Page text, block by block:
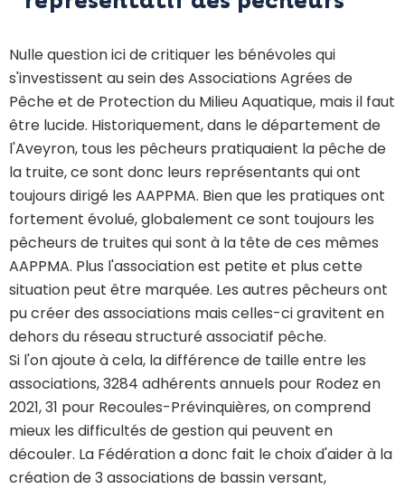
Nulle question ici de critiquer les bénévoles qui
s'investissent au sein des Associations Agrées de
Pêche et de Protection du Milieu Aquatique, mais il faut
être lucide. Historiquement, dans le département de
l'Aveyron, tous les pêcheurs pratiquaient la pêche de
la truite, ce sont donc leurs représentants qui ont
toujours dirigé les AAPPMA. Bien que les pratiques ont
fortement évolué, globalement ce sont toujours les
pêcheurs de truites qui sont à la tête de ces mêmes
AAPPMA. Plus l'association est petite et plus cette
situation peut être marquée. Les autres pêcheurs ont
pu créer des associations mais celles-ci gravitent en
dehors du réseau structuré associatif pêche.
Si l'on ajoute à cela, la différence de taille entre les
associations, 3284 adhérents annuels pour Rodez en
2021, 31 pour Recoules-Prévinquières, on comprend
mieux les difficultés de gestion qui peuvent en
découler. La Fédération a donc fait le choix d'aider à la
création de 3 associations de bassin versant,